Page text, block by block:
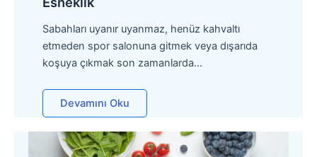
Sabahları uyanır uyanmaz, henüz kahvaltı
etmeden spor salonuna gitmek veya dışarıda
koşuya çıkmak son zamanlarda…
Devamını Oku